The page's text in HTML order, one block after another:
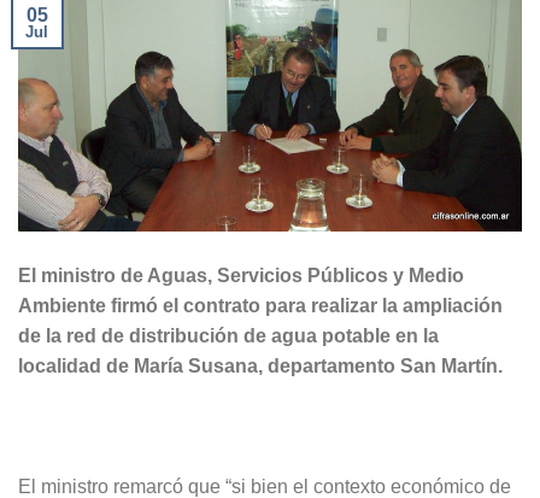
05
Jul
El ministro de Aguas, Servicios Públicos y Medio
Ambiente firmó el contrato para realizar la ampliación
de la red de distribución de agua potable en la
localidad de María Susana, departamento San Martín.
El ministro remarcó que “si bien el contexto económico de